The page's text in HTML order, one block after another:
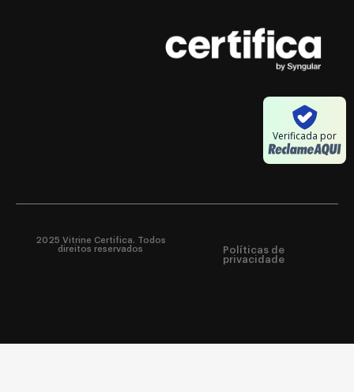
Verificada por
2025 Vitrine Certifica. Todos
direitos reservados
Políticas de
privacidade